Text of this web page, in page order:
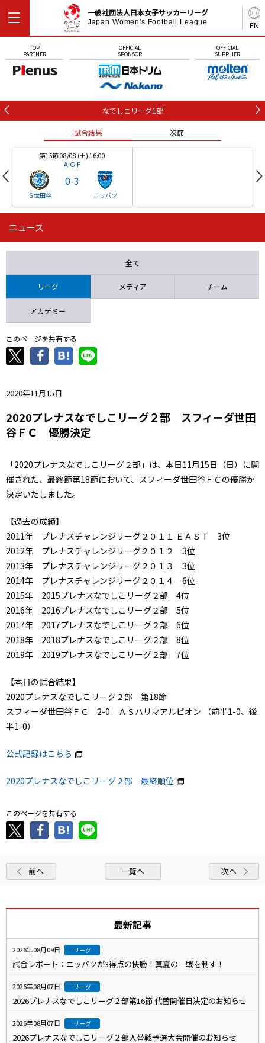
EN
一般社団法人日本女子サッカーリーグ
Japan Women's Football League
TOP
PARTNER
OFFICIAL
SPONSOR
OFFICIAL
SUPPLIER
なでしこリーグ1部
試合結果 次節
第15節 08/08 (土) 16:00
ＡＧＦ
Ｓ世田谷
0-3
ニッパツ
第16節 09/05 (土) 15:00
ニッパツ 石人の星
ニュース
全て
リーグ メディア チーム
アカデミー
このページを共有する
2020年11月15日
2020プレナスなでしこリーグ２部 スフィーダ世田
谷ＦＣ 優勝決定
「2020プレナスなでしこリーグ２部」は、本日11月15日（日）に開
催された、最終節第18節において、スフィーダ世田谷ＦＣの優勝が
決定いたしました。
【過去の成績】
2011年 プレナスチャレンジリーグ２０１１ ＥＡＳＴ 3位
2012年 プレナスチャレンジリーグ２０１２ 3位
2013年 プレナスチャレンジリーグ２０１３ 3位
2014年 プレナスチャレンジリーグ２０１４ 6位
2015年 2015プレナスなでしこリーグ２部 4位
2016年 2016プレナスなでしこリーグ２部 5位
2017年 2017プレナスなでしこリーグ２部 6位
2018年 2018プレナスなでしこリーグ２部 8位
2019年 2019プレナスなでしこリーグ２部 7位
【本日の試合結果】
2020プレナスなでしこリーグ２部 第18節
スフィーダ世田谷ＦＣ 2-0 ＡＳハリマアルビオン （前半1-0、後
半1-0）
公式記録はこちら
2020プレナスなでしこリーグ２部 最終順位
このページを共有する
前へ 一覧へ 次へ
最新記事
2026年08月09日 リーグ
試合レポート：ニッパツが3得点の快勝！真夏の一戦を制す！
2026年08月07日 リーグ
2026プレナスなでしこリーグ２部第16節 代替開催日決定のお知らせ
2026年08月07日 リーグ
2026プレナスなでしこリーグ２部入替戦予選大会開催のお知らせ